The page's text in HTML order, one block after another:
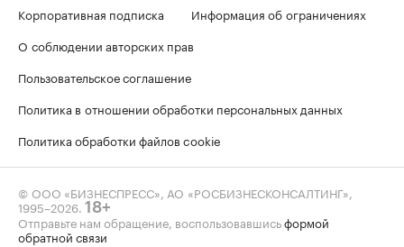
Корпоративная подписка
Информация об ограничениях
О соблюдении авторских прав
Пользовательское соглашение
Политика в отношении обработки персональных данных
Политика обработки файлов cookie
© ООО «БИЗНЕСПРЕСС», АО «РОСБИЗНЕСКОНСАЛТИНГ»,
1995–2026. 18+
Отправьте нам обращение, воспользовавшисьформой
обратной связи